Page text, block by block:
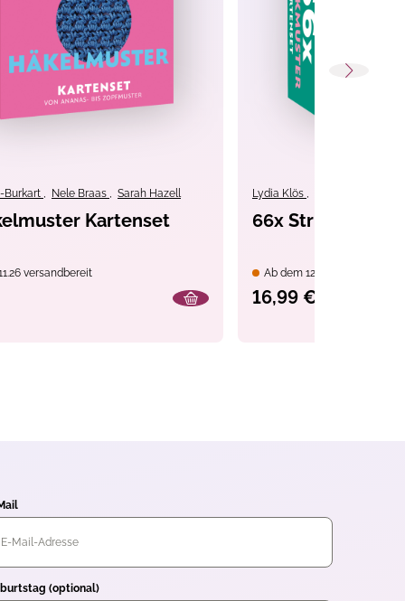
Burkart , Nele Braas , Sarah Hazell
Kartenset
versandbereit
Lydia Klös ,
66x
Ab dem 12.11.26
16,99 €
(optional)